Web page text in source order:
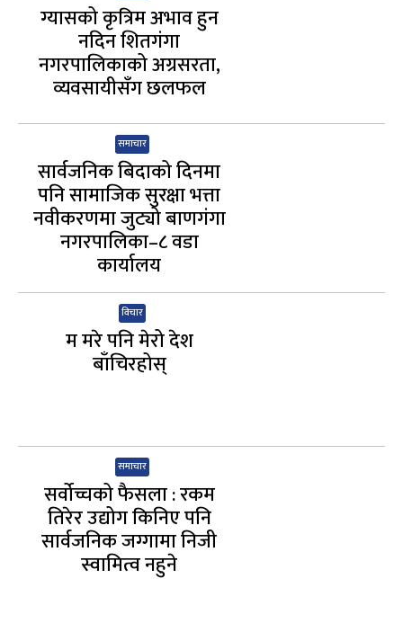
ग्यासको कृत्रिम अभाव हुन
नदिन शितगंगा
नगरपालिकाको अग्रसरता,
व्यवसायीसँग छलफल
समाचार
सार्वजनिक बिदाको दिनमा
पनि सामाजिक सुरक्षा भत्ता
नवीकरणमा जुट्यो बाणगंगा
नगरपालिका–८ वडा
कार्यालय
विचार
म मरे पनि मेरो देश
बाँचिरहोस्
समाचार
सर्वोच्चको फैसला : रकम
तिरेर उद्योग किनिए पनि
सार्वजनिक जग्गामा निजी
स्वामित्व नहुने